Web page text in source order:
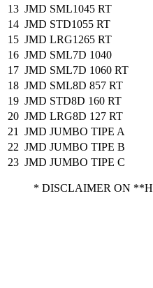
13 JMD SML1045 RT
14 JMD STD1055 RT
15 JMD LRG1265 RT
16 JMD SML7D 1040
17 JMD SML7D 1060 RT
18 JMD SML8D 857 RT
19 JMD STD8D 160 RT
20 JMD LRG8D 127 RT
21
JMD JUMBO TIPE A
22 JMD JUMBO TIPE B
23 JMD JUMBO TIPE C
* DISCLAIMER ON